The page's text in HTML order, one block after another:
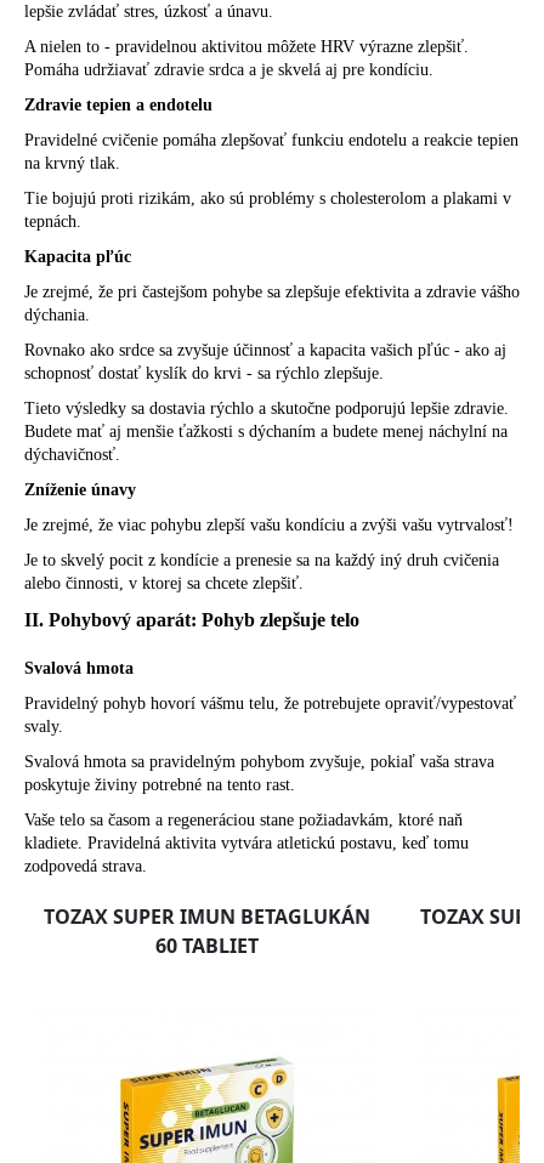
lepšie zvládať stres, úzkosť a únavu.
A nielen to - pravidelnou aktivitou môžete HRV výrazne zlepšiť.
Pomáha udržiavať zdravie srdca a je skvelá aj pre kondíciu.
Zdravie tepien a endotelu
Pravidelné cvičenie pomáha zlepšovať funkciu endotelu a reakcie tepien
na krvný tlak.
Tie bojujú proti rizikám, ako sú problémy s cholesterolom a plakami v
tepnách.
Kapacita pľúc
Je zrejmé, že pri častejšom pohybe sa zlepšuje efektivita a zdravie vášho
dýchania.
Rovnako ako srdce sa zvyšuje účinnosť a kapacita vašich pľúc - ako aj
schopnosť dostať kyslík do krvi - sa rýchlo zlepšuje.
Tieto výsledky sa dostavia rýchlo a skutočne podporujú lepšie zdravie.
Budete mať aj menšie ťažkosti s dýchaním a budete menej náchylní na
dýchavičnosť.
Zníženie únavy
Je zrejmé, že viac pohybu zlepší vašu kondíciu a zvýši vašu vytrvalosť!
Je to skvelý pocit z kondície a prenesie sa na každý iný druh cvičenia
alebo činnosti, v ktorej sa chcete zlepšiť.
II. Pohybový aparát: Pohyb zlepšuje telo
Svalová hmota
Pravidelný pohyb hovorí vášmu telu, že potrebujete opraviť/vypestovať
svaly.
Svalová hmota sa pravidelným pohybom zvyšuje, pokiaľ vaša strava
poskytuje živiny potrebné na tento rast.
Vaše telo sa časom a regeneráciou stane požiadavkám, ktoré naň
kladiete. Pravidelná aktivita vytvára atletickú postavu, keď tomu
zodpovedá strava.